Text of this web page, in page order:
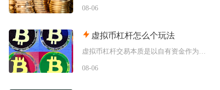
08-06
虚拟币杠杆怎么个玩法
08-06